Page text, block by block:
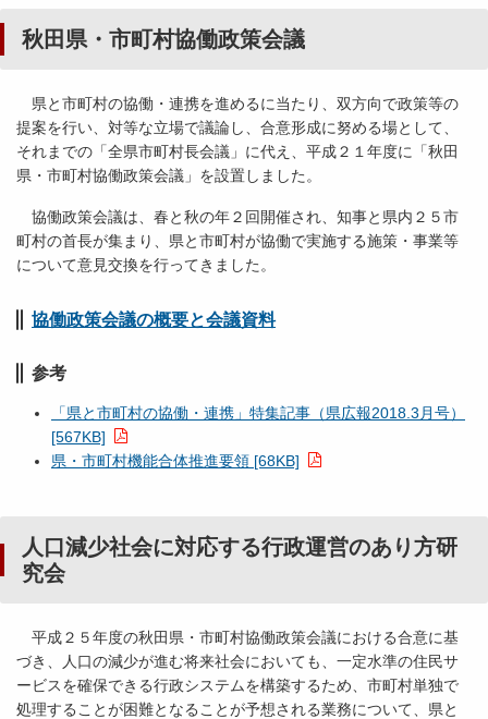
秋⽥県・市町村協働政策会議
県と市町村の協働・連携を進めるに当たり、双⽅向で政策等の
提案を⾏い、対等な⽴場で議論し、合意形成に努める場として、
それまでの「全県市町村長会議」に代え、平成２１年度に「秋⽥
県・市町村協働政策会議」を設置しました。
協働政策会議は、春と秋の年２回開催され、知事と県内２５市
町村の⾸⻑が集まり、県と市町村が協働で実施する施策・事業等
について意⾒交換を⾏ってきました。
協働政策会議の概要と会議資料
参考
「県と市町村の協働・連携」特集記事（県広報2018.3月号）
[567KB]
県・市町村機能合体推進要領 [68KB]
人口減少社会に対応する行政運営のあり方研
究会
平成２５年度の秋田県・市町村協働政策会議における合意に基
づき、人口の減少が進む将来社会においても、一定水準の住民サ
ービスを確保できる行政システムを構築するため、市町村単独で
処理することが困難となることが予想される業務について、県と